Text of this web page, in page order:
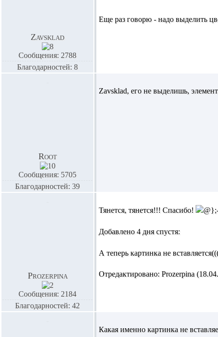
Zavsklad
Сообщения: 2788
Благодарностей: 8
Еще раз говорю - надо выделить
Root
Сообщения: 5705
Благодарностей: 39
Zavsklad, его не выделишь,
Prozerpina
Сообщения: 2184
Благодарностей: 42
Тянется, тянется!!! Спасибо!
Добавлено 4 дня спустя:
А теперь картинка не
Отредактировано: Prozerpina
Какая именно картинка не